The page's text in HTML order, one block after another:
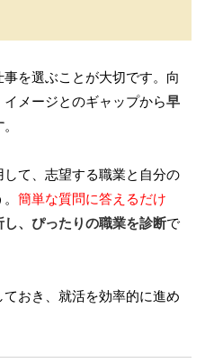
を選ぶことが大切です。向
メージとのギャップから早
。
して、志望する職業と自分の
簡単な質問に答えるだけ
、ぴったりの職業を診断で
ておき、就活を効率的に進め